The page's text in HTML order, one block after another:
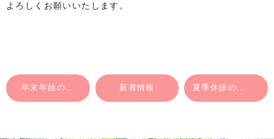
よろしくお願いいたします。
年末年始の休診のお知らせ 新着情報 夏季休診のお知らせ